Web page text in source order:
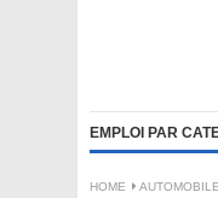
EMPLOI PAR
HOME AUTOMOBILE